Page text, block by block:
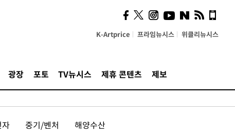
K-Artprice 프라임뉴시스 위클리뉴시스
광장 포토 TV뉴시스 제휴 콘텐츠 제보
중기/벤처 해양수산